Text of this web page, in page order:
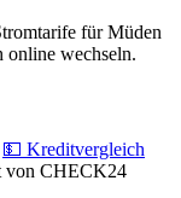
für Müden
wechseln.
💵 Kreditvergleich
von CHECK24